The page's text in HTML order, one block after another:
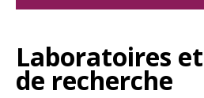
Laboratoires
de recherche